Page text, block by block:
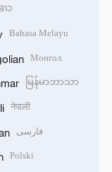
າວ
Bahasa Melayu
Монгол
မြန်မာဘာသာ
नेपाली
فارسی
Polski